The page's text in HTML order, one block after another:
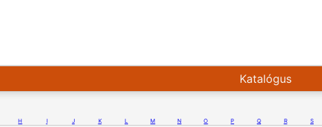
Katalógus
H I J K L M N O P Q R S